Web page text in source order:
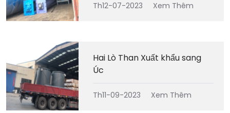
Th12-07-2023 Xem Thêm
Hai Lò Than Xuất khẩu sang
Úc
Th11-09-2023 Xem Thêm